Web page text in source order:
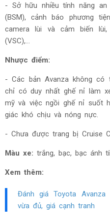
- Sở hữu nhiều tính năng
(BSM), cảnh báo phương
camera lùi và cảm biến
(VSC),...
Nhược điểm:
- Các bản Avanza không
chỉ có duy nhất ghế nỉ làm
mỹ và việc ngồi ghế nỉ suốt
giác khó chịu và nóng nực.
- Chưa được trang bị Cruise
Màu xe: trắng, bạc, bạc ánh
Xem thêm:
Đánh giá Toyota Avanza
vừa đủ, giá cạnh tranh